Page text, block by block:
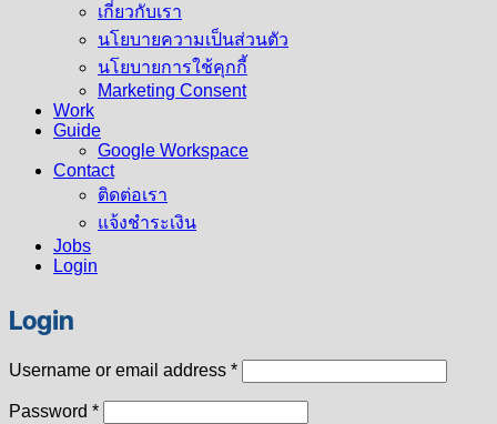
เกี่ยวกับเรา
นโยบายความเป็นส่วนตัว
นโยบายการใช้คุกกี้
Marketing Consent
Work
Guide
Google Workspace
Contact
ติดต่อเรา
แจ้งชำระเงิน
Jobs
Login
Login
Username or email address *Required
Password *Required